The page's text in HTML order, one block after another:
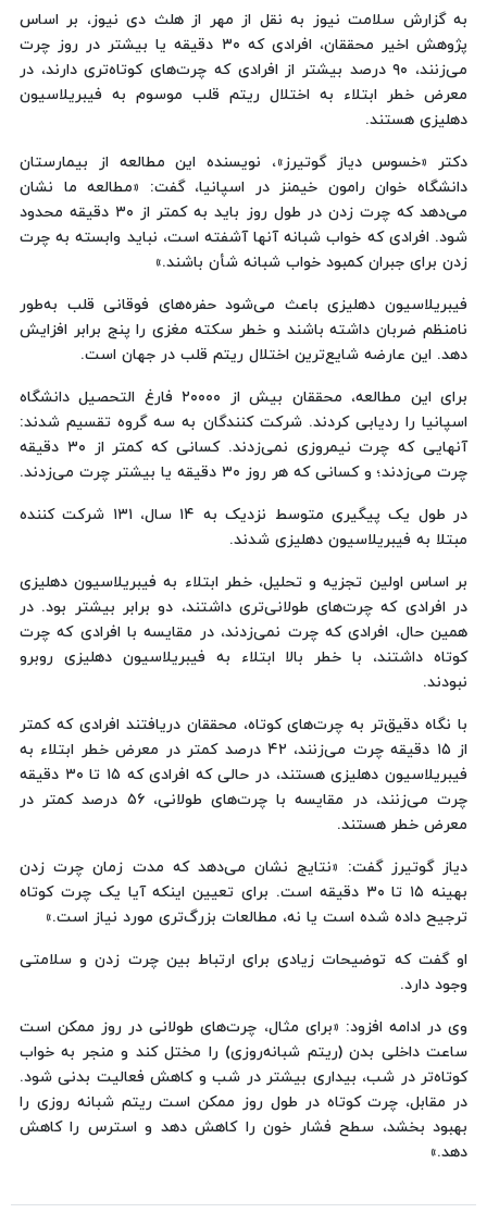
به گزارش سلامت نیوز به نقل از مهر از هلث دی نیوز، بر اساس
پژوهش اخیر محققان، افرادی که ۳۰ دقیقه یا بیشتر در روز چرت
می‌زنند، ۹۰ درصد بیشتر از افرادی که چرت‌های کوتاه‌تری دارند، در
معرض خطر ابتلاء به اختلال ریتم قلب موسوم به فیبریلاسیون
دهلیزی هستند.
دکتر «خسوس دیاز گوتیرز»، نویسنده این مطالعه از بیمارستان
دانشگاه خوان رامون خیمنز در اسپانیا، گفت: «مطالعه ما نشان
می‌دهد که چرت زدن در طول روز باید به کمتر از ۳۰ دقیقه محدود
شود. افرادی که خواب شبانه آنها آشفته است، نباید وابسته به چرت
زدن برای جبران کمبود خواب شبانه شأن باشند.»
فیبریلاسیون دهلیزی باعث می‌شود حفره‌های فوقانی قلب به‌طور
نامنظم ضربان داشته باشند و خطر سکته مغزی را پنج برابر افزایش
دهد. این عارضه شایع‌ترین اختلال ریتم قلب در جهان است.
برای این مطالعه، محققان بیش از ۲۰۰۰۰ فارغ التحصیل دانشگاه
اسپانیا را ردیابی کردند. شرکت کنندگان به سه گروه تقسیم شدند:
آنهایی که چرت نیمروزی نمی‌زدند. کسانی که کمتر از ۳۰ دقیقه
چرت می‌زدند؛ و کسانی که هر روز ۳۰ دقیقه یا بیشتر چرت می‌زدند.
در طول یک پیگیری متوسط نزدیک به ۱۴ سال، ۱۳۱ شرکت کننده
مبتلا به فیبریلاسیون دهلیزی شدند.
بر اساس اولین تجزیه و تحلیل، خطر ابتلاء به فیبریلاسیون دهلیزی
در افرادی که چرت‌های طولانی‌تری داشتند، دو برابر بیشتر بود. در
همین حال، افرادی که چرت نمی‌زدند، در مقایسه با افرادی که چرت
کوتاه داشتند، با خطر بالا ابتلاء به فیبریلاسیون دهلیزی روبرو
نبودند.
با نگاه دقیق‌تر به چرت‌های کوتاه، محققان دریافتند افرادی که کمتر
از ۱۵ دقیقه چرت می‌زنند، ۴۲ درصد کمتر در معرض خطر ابتلاء به
فیبریلاسیون دهلیزی هستند، در حالی که افرادی که ۱۵ تا ۳۰ دقیقه
چرت می‌زنند، در مقایسه با چرت‌های طولانی، ۵۶ درصد کمتر در
معرض خطر هستند.
دیاز گوتیرز گفت: «نتایج نشان می‌دهد که مدت زمان چرت زدن
بهینه ۱۵ تا ۳۰ دقیقه است. برای تعیین اینکه آیا یک چرت کوتاه
ترجیح داده شده است یا نه، مطالعات بزرگ‌تری مورد نیاز است.»
او گفت که توضیحات زیادی برای ارتباط بین چرت زدن و سلامتی
وجود دارد.
وی در ادامه افزود: «برای مثال، چرت‌های طولانی در روز ممکن است
ساعت داخلی بدن (ریتم شبانه‌روزی) را مختل کند و منجر به خواب
کوتاه‌تر در شب، بیداری بیشتر در شب و کاهش فعالیت بدنی شود.
در مقابل، چرت کوتاه در طول روز ممکن است ریتم شبانه روزی را
بهبود بخشد، سطح فشار خون را کاهش دهد و استرس را کاهش
دهد.»